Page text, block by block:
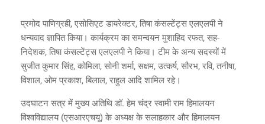
प्रमोद पाणिग्रही, एसोसिएट डायरेक्टर, तिषा कंसल्टेंट्स एलएलपी ने
धन्यवाद ज्ञापित किया। कार्यक्रम का समन्वयन मुशाहिद रफत, सह-
निदेशक, तिषा कंसल्टेंट्स एलएलपी ने किया। टीम के अन्य सदस्यों में
सुजीत कुमार सिंह, कोमिला, सोनी शर्मा, सक्षम, उत्कर्ष, सौरभ, रवि, तनीषा,
विशाल, ओम प्रकाश, बिलाल, राहुल आदि शामिल रहे।
उदघाटन सत्र में मुख्य अतिथि डॉ. हेम चंद्र स्वामी राम हिमालयन
विश्वविद्यालय (एसआरएचयू) के अध्यक्ष के सलाहकार और हिमालयन